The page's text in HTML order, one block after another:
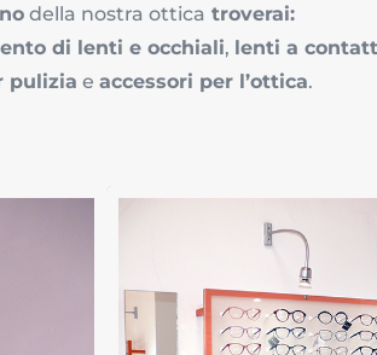
della nostra ottica troverai:
di lenti e occhiali, lenti a
pulizia e accessori per l’ottica.